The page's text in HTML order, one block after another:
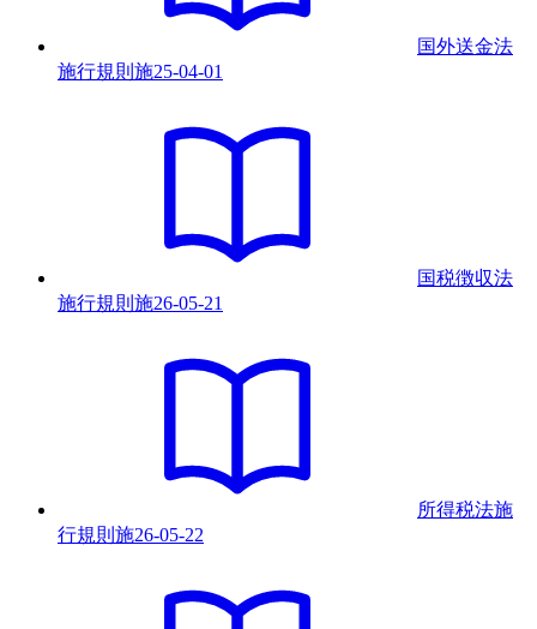
国外送金法
施行規則 施25-04-01
国税徴収法
施行規則 施26-05-21
所得税法施
行規則 施26-05-22